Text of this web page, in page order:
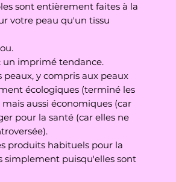
sont entièrement faites à la
votre peau qu'un tissu
un imprimé tendance.
peaux, y compris aux peaux
écologiques (terminé les
aussi économiques (car
pour la santé (car elles ne
produits habituels pour la
simplement puisqu'elles sont